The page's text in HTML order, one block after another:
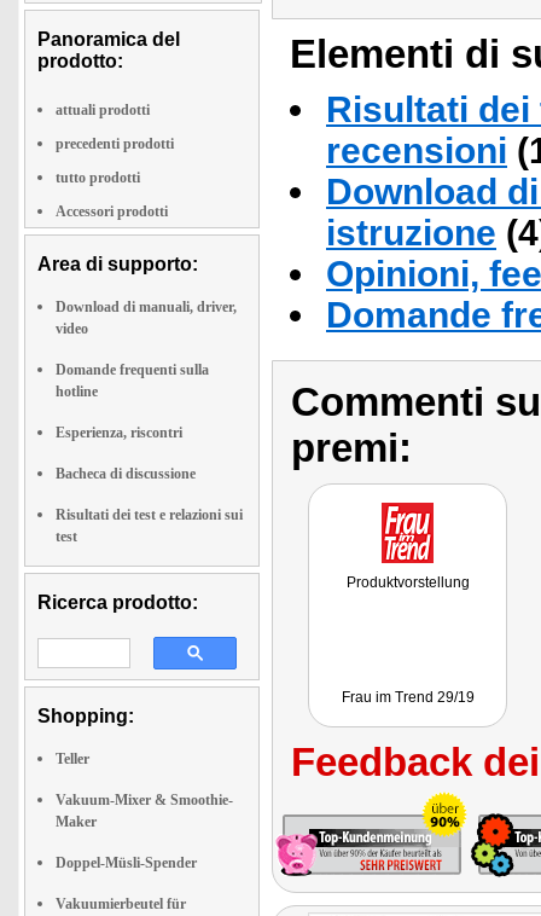
Panoramica del
prodotto:
attuali prodotti
precedenti prodotti
tutto prodotti
Accessori prodotti
Area di supporto:
Download di manuali, driver,
video
Domande frequenti sulla
hotline
Esperienza, riscontri
Bacheca di discussione
Risultati dei test e relazioni sui
test
Ricerca prodotto:
Shopping:
Teller
Vakuum-Mixer & Smoothie-
Maker
Doppel-Müsli-Spender
Vakuumierbeutel für
Elementi di
Risultati
recensioni
Download
istruzione
Opinioni,
Domande
Commenti
premi:
Produktvorstellung
Frau im Trend 29/19
Feedback